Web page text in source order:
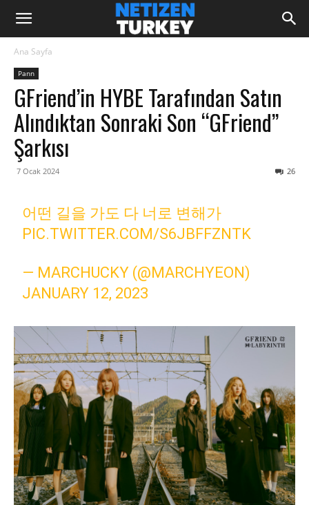
Ana Sayfa
Pann
GFriend’in HYBE Tarafından Satın
Alındıktan Sonraki Son “GFriend”
Şarkısı
7 Ocak 2024 26
어떤 길을 가도 다 너로 변해가
PIC.TWITTER.COM/S6JBFFZNTK
— MARCHUCKY (@MARCHYEON)
JANUARY 12, 2023